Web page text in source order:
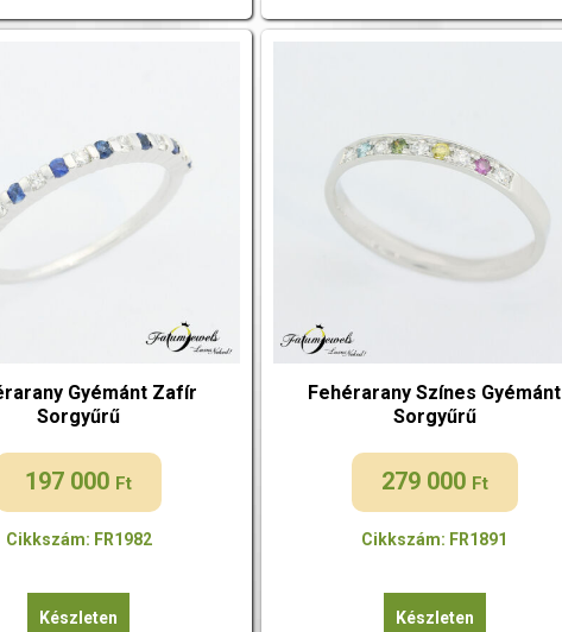
Gyémánt Zafír
Sorgyűrű
197 000 Ft
Cikkszám: FR1982
Készleten
Fehérarany Színes Gyémánt
Sorgyűrű
279 000 Ft
Cikkszám: FR1891
Készleten